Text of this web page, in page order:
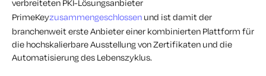
verbreiteten PKI-Lösungsanbieter
PrimeKeyzusammengeschlossen und ist damit der
branchenweit erste Anbieter einer kombinierten Plattform für
die hochskalierbare Ausstellung von Zertifikaten und die
Automatisierung des Lebenszyklus.